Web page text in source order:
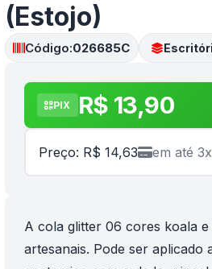
(Estojo)
Código:026685C
PIX R$ 13,90
Preço: R$ 14,63 em até
A cola glitter 06 cores koala
artesanais. Pode ser